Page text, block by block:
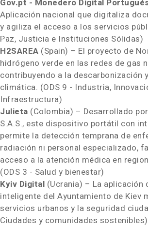
Gov.pt - Monedero Digital
Aplicación nacional que digitaliza
y agiliza el acceso a los servicios
Paz, Justicia e Instituciones Sólidas)
H2SAREA (Spain) – El proyecto de
hidrógeno verde en las redes de gas
contribuyendo a la descarbonización
climática. (ODS 9 - Industria,
Infraestructura)
Julieta (Colombia) – Desarrollado
S.A.S., este dispositivo portátil con
permite la detección temprana de
radiación ni personal especializado,
acceso a la atención médica en
(ODS 3 - Salud y bienestar)
Kyiv Digital (Ucrania) – La aplicación
inteligente del Ayuntamiento de Kiev
servicios urbanos y la seguridad
Ciudades y comunidades sostenibles)